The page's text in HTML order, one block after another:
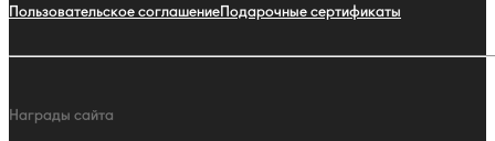
Пользовательское соглашениеПодарочные сертификаты
Награды сайта